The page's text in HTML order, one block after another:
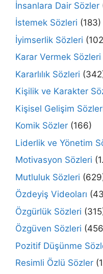
İnsanlara Dair Sözler
İstemek Sözleri (183)
İyimserlik Sözleri
Karar Vermek Sözleri
Kararlılık Sözleri
Kişilik ve Karakter
Kişisel Gelişim
Komik Sözler (166)
Liderlik ve Yönetim
Motivasyon Sözleri
Mutluluk Sözleri
Özdeyiş Videoları
Özgürlük Sözleri
Özgüven Sözleri
Pozitif Düşünme
Resimli Özlü Sözler